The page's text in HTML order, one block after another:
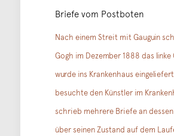
Briefe vom Postboten
Nach einem Streit mit Gauguin
Gogh im Dezember 1888 das
wurde ins Krankenhaus
besuchte den Künstler im
schrieb mehrere Briefe an
über seinen Zustand auf dem